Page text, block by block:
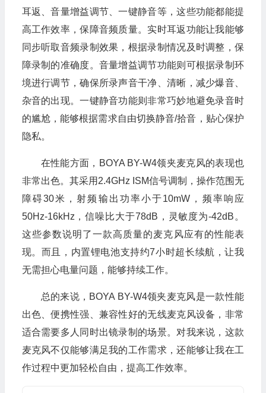
耳返、音量增益调节、一键静音等，这些功能都能提
高工作效率，保障音频质量。实时耳返功能让我能够
同步听取音频录制效果，根据录制情况及时调整，保
障录制的准确度。音量增益调节功能则可根据录制环
境进行调节，确保所录声音干净、清晰，减少爆音、
杂音的出现。一键静音功能则非常巧妙地避免录音时
的尴尬，能够根据需求自由切换静音/拾音，贴心保护
隐私。
在性能方面，BOYA BY-W4领夹麦克风的表现也
非常出色。其采用2.4GHz ISM信号调制，操作范围无
障碍30米，射频输出功率小于10mW，频率响应
50Hz-16kHz，信噪比大于78dB，灵敏度为-42dB。
这些参数说明了一款高质量的麦克风应有的性能表
现。而且，内置锂电池支持约7小时超长续航，让我
无需担心电量问题，能够持续工作。
总的来说，BOYA BY-W4领夹麦克风是一款性能
出色、便携性强、兼容性好的无线麦克风设备，非常
适合需要多人同时出镜录制的场景。对我来说，这款
麦克风不仅能够满足我的工作需求，还能够让我在工
作过程中更加轻松自由，提高工作效率。